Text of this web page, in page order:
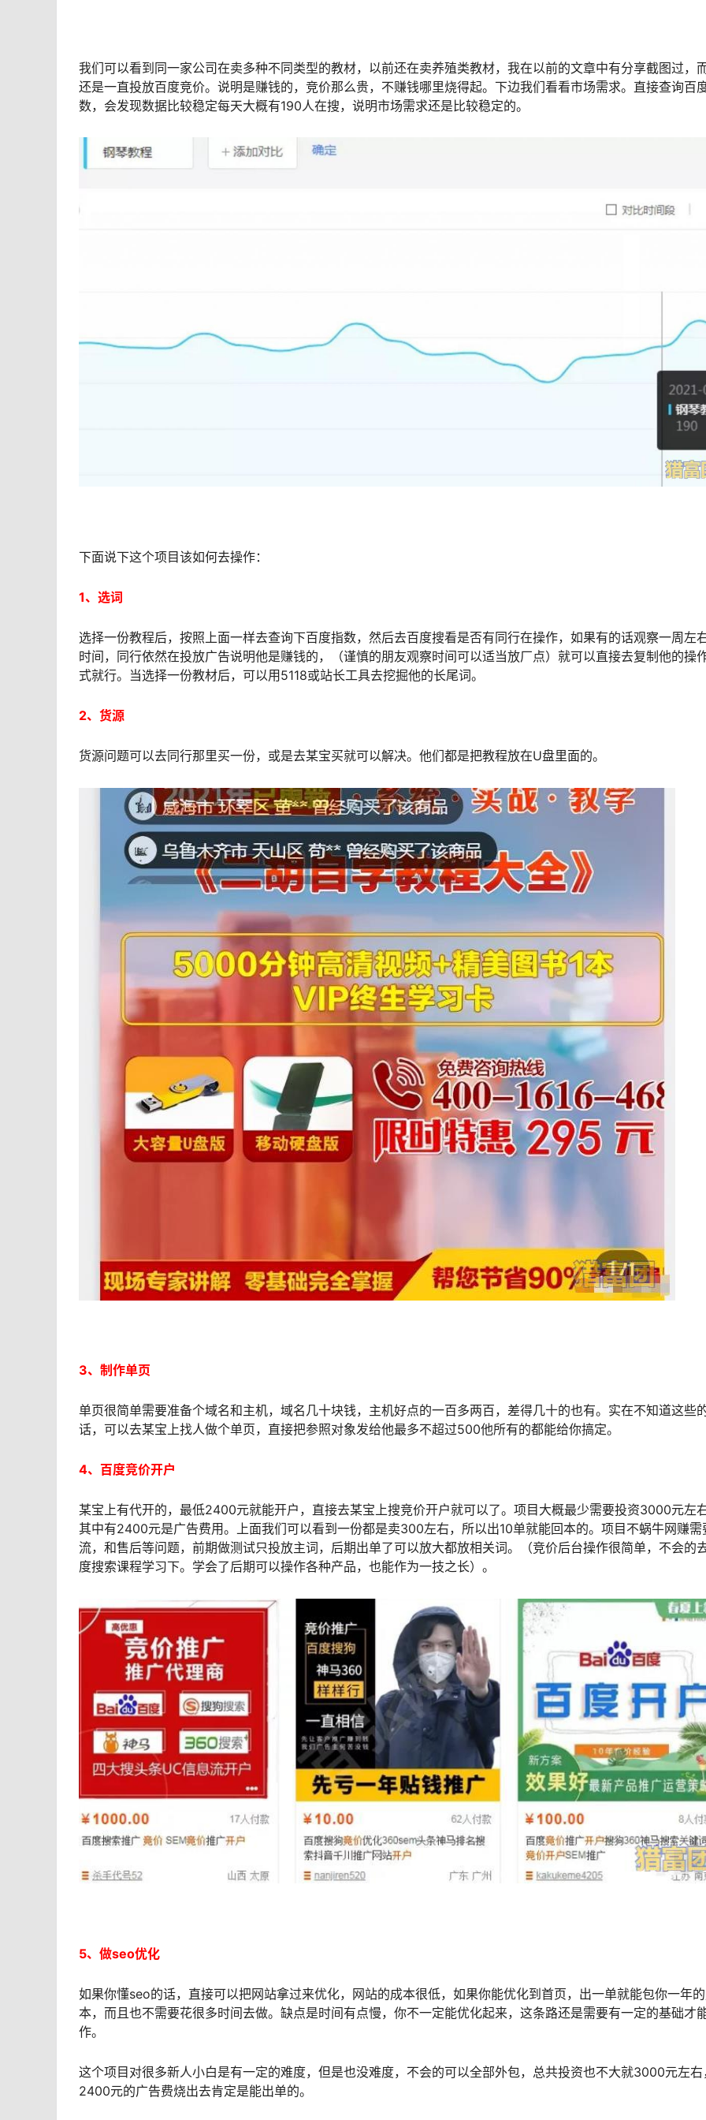
我们可以看到同一家公司在卖多种不同类型的教材，以前还在卖养殖类教材，我在以前的文章中有分享截图过，
还是一直投放百度竞价。说明是赚钱的，竞价那么贵，不赚钱哪里烧得起。下边我们看看市场需求。直接查询百
数，会发现数据比较稳定每天大概有190人在搜，说明市场需求还是比较稳定的。
下面说下这个项目该如何去操作：
1、选词
选择一份教程后，按照上面一样去查询下百度指数，然后去百度搜看是否有同行在操作，如果有的话观察一周左
时间，同行依然在投放广告说明他是赚钱的，（谨慎的朋友观察时间可以适当放厂点）就可以直接去复制他的操
式就行。当选择一份教材后，可以用5118或站长工具去挖掘他的长尾词。
2、货源
货源问题可以去同行那里买一份，或是去某宝买就可以解决。他们都是把教程放在U盘里面的。
3、制作单页
单页很简单需要准备个域名和主机，域名几十块钱，主机好点的一百多两百，差得几十的也有。实在不知道这些
话，可以去某宝上找人做个单页，直接把参照对象发给他最多不超过500他所有的都能给你搞定。
4、百度竞价开户
某宝上有代开的，最低2400元就能开户，直接去某宝上搜竞价开户就可以了。项目大概最少需要投资3000元左
其中有2400元是广告费用。上面我们可以看到一份都是卖300左右，所以出10单就能回本的。项目不蜗牛网赚需
流，和售后等问题，前期做测试只投放主词，后期出单了可以放大都放相关词。（竞价后台操作很简单，不会的
度搜索课程学习下。学会了后期可以操作各种产品，也能作为一技之长）。
5、做seo优化
如果你懂seo的话，直接可以把网站拿过来优化，网站的成本很低，如果你能优化到首页，出一单就能包你一年
本，而且也不需要花很多时间去做。缺点是时间有点慢，你不一定能优化起来，这条路还是需要有一定的基础才
作。
这个项目对很多新人小白是有一定的难度，但是也没难度，不会的可以全部外包，总共投资也不大就3000元左右
2400元的广告费烧出去肯定是能出单的。